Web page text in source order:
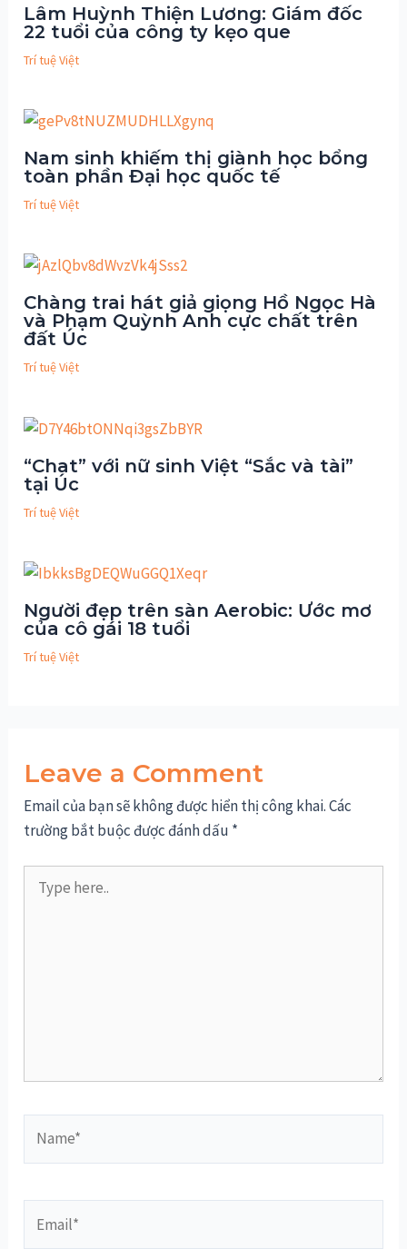
Lâm Huỳnh Thiện Lương: Giám đốc
22 tuổi của công ty kẹo que
Trí tuệ Việt
Nam sinh khiếm thị giành học bổng
toàn phần Đại học quốc tế
Trí tuệ Việt
Chàng trai hát giả giọng Hồ Ngọc Hà
và Phạm Quỳnh Anh cực chất trên
đất Úc
Trí tuệ Việt
“Chat” với nữ sinh Việt “Sắc và tài”
tại Úc
Trí tuệ Việt
Người đẹp trên sàn Aerobic: Ước mơ
của cô gái 18 tuổi
Trí tuệ Việt
Leave a Comment
Email của bạn sẽ không được hiển thị công khai.Các
trường bắt buộc được đánh dấu *
here..